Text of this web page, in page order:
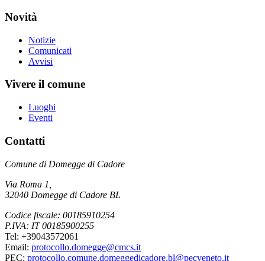
Novità
Notizie
Comunicati
Avvisi
Vivere il comune
Luoghi
Eventi
Contatti
Comune di Domegge di Cadore
Via Roma 1,
32040 Domegge di Cadore BL
Codice fiscale: 00185910254
P.IVA: IT 00185900255
Tel: +39043572061
Email: protocollo.domegge@cmcs.it
PEC: protocollo.comune.domeggedicadore.bl@pecveneto.it